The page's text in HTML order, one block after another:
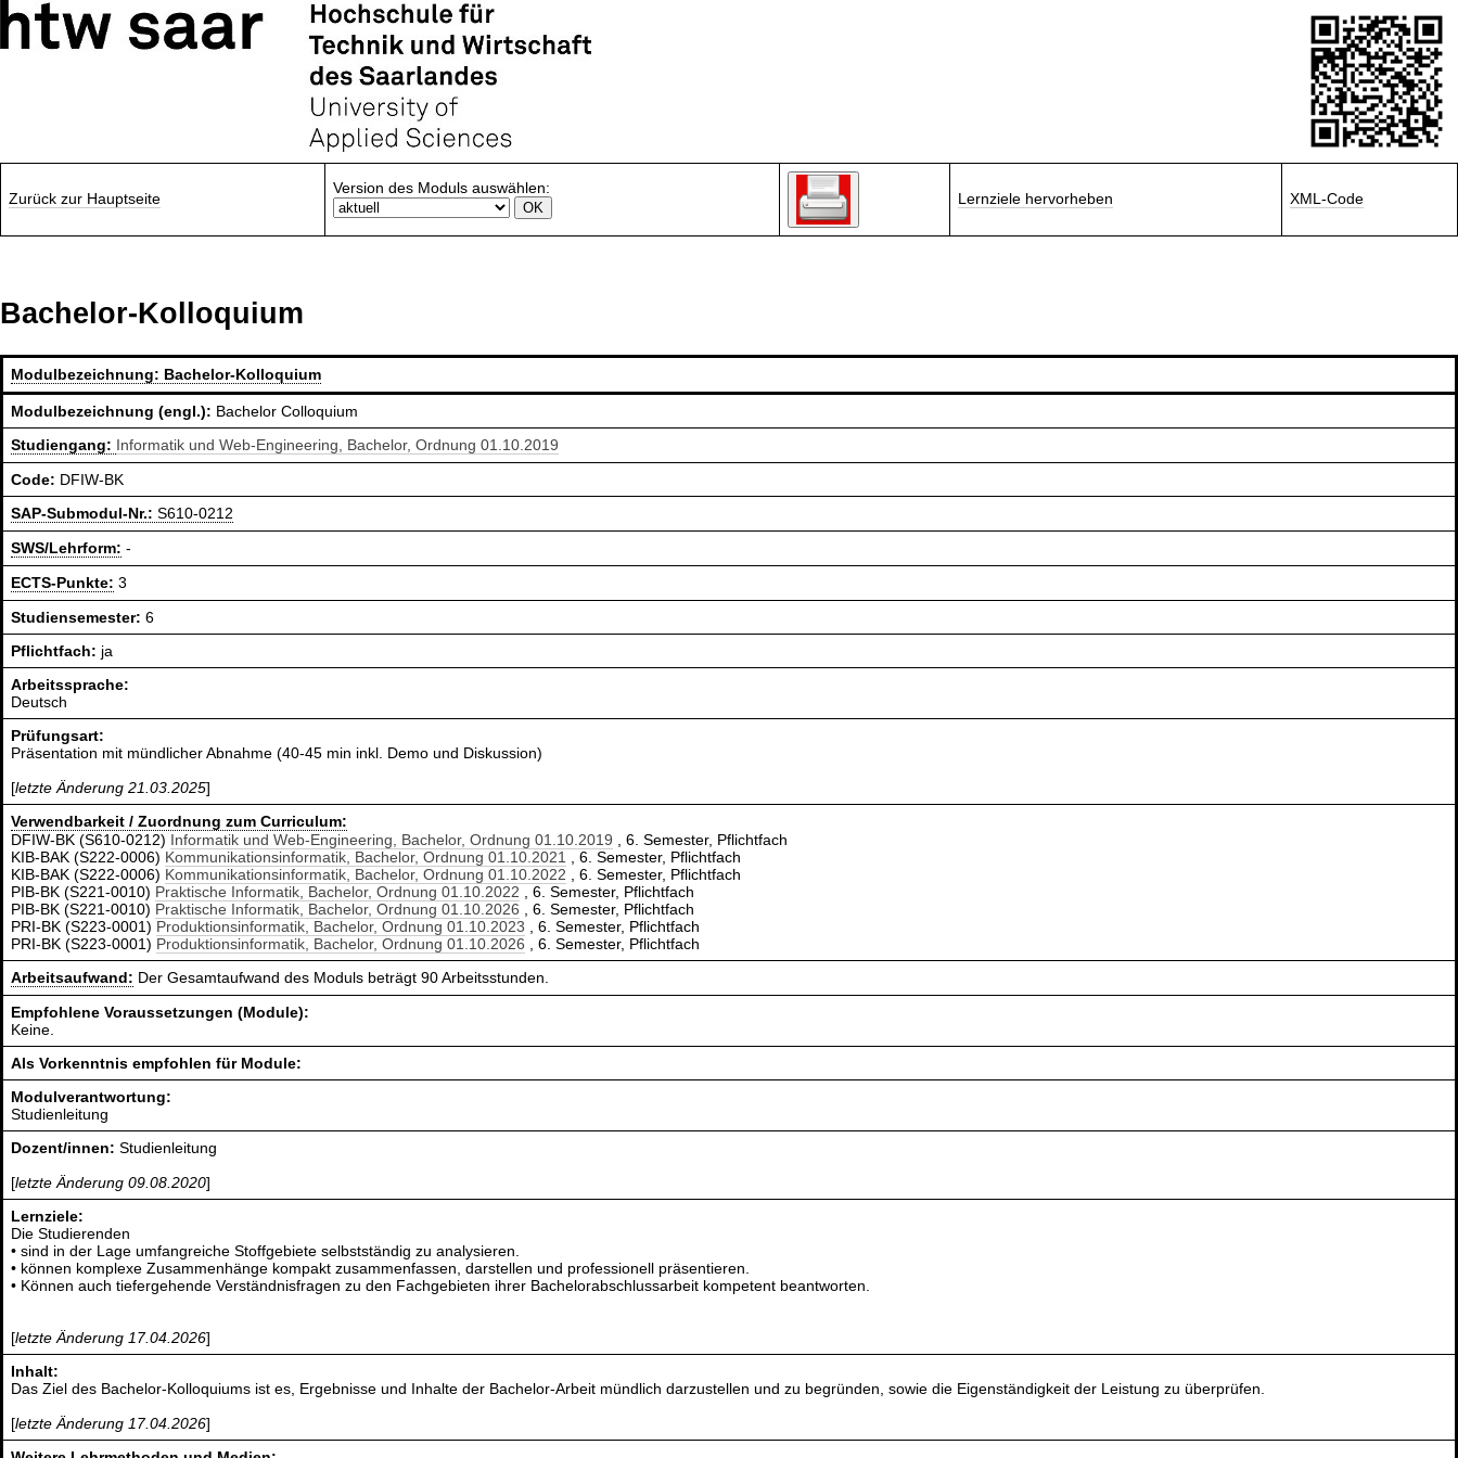
Zurück zur Hauptseite
Version des Moduls auswählen:
Lernziele hervorheben XML-Code
Bachelor-Kolloquium
Modulbezeichnung: Bachelor-Kolloquium
Modulbezeichnung (engl.): Bachelor Colloquium
Studiengang: Informatik und Web-Engineering, Bachelor, Ordnung 01.10.2019
Code: DFIW-BK
SAP-Submodul-Nr.:S610-0212
SWS/Lehrform: -
ECTS-Punkte: 3
Studiensemester:6
Pflichtfach: ja
Arbeitssprache:
Deutsch
Prüfungsart:
Präsentation mit mündlicher Abnahme (40-45 min inkl. Demo und Diskussion)
[letzte Änderung 21.03.2025]
Verwendbarkeit / Zuordnung zum Curriculum:
DFIW-BK (S610-0212) Informatik und Web-Engineering, Bachelor, Ordnung 01.10.2019 , 6. Semester, Pflichtfach
KIB-BAK (S222-0006) Kommunikationsinformatik, Bachelor, Ordnung 01.10.2021 , 6. Semester, Pflichtfach
KIB-BAK (S222-0006) Kommunikationsinformatik, Bachelor, Ordnung 01.10.2022 , 6. Semester, Pflichtfach
PIB-BK (S221-0010) Praktische Informatik, Bachelor, Ordnung 01.10.2022 , 6. Semester, Pflichtfach
PIB-BK (S221-0010) Praktische Informatik, Bachelor, Ordnung 01.10.2026 , 6. Semester, Pflichtfach
PRI-BK (S223-0001) Produktionsinformatik, Bachelor, Ordnung 01.10.2023 , 6. Semester, Pflichtfach
PRI-BK (S223-0001) Produktionsinformatik, Bachelor, Ordnung 01.10.2026 , 6. Semester, Pflichtfach
Arbeitsaufwand: Der Gesamtaufwand des Moduls beträgt 90 Arbeitsstunden.
Empfohlene Voraussetzungen (Module):
Keine.
Als Vorkenntnis empfohlen für Module:
Modulverantwortung:
Studienleitung
Dozent/innen:Studienleitung
[letzte Änderung 09.08.2020]
Lernziele:
Die Studierenden
• sind in der Lage umfangreiche Stoffgebiete selbstständig zu analysieren.
• können komplexe Zusammenhänge kompakt zusammenfassen, darstellen und professionell präsentieren.
• Können auch tiefergehende Verständnisfragen zu den Fachgebieten ihrer Bachelorabschlussarbeit kompetent beantworten.
[letzte Änderung 17.04.2026]
Inhalt:
Das Ziel des Bachelor-Kolloquiums ist es, Ergebnisse und Inhalte der Bachelor-Arbeit mündlich darzustellen und zu begründen, sowie die Eigenständigkeit der Leistung zu überprüfen.
[letzte Änderung 17.04.2026]